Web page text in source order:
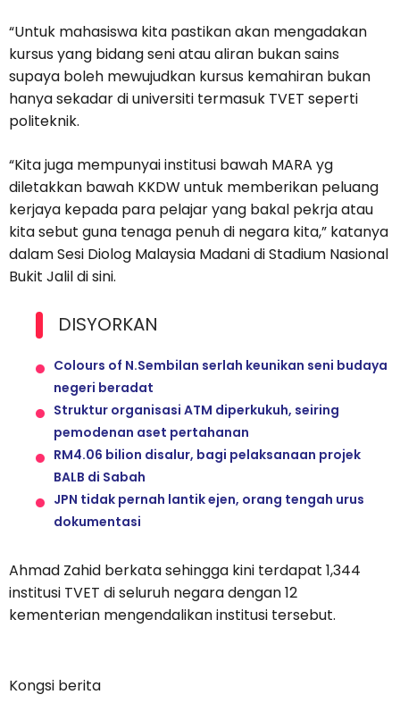
“Untuk mahasiswa kita pastikan akan mengadakan
kursus yang bidang seni atau aliran bukan sains
supaya boleh mewujudkan kursus kemahiran bukan
hanya sekadar di universiti termasuk TVET seperti
politeknik.
“Kita juga mempunyai institusi bawah MARA yg
diletakkan bawah KKDW untuk memberikan peluang
kerjaya kepada para pelajar yang bakal pekrja atau
kita sebut guna tenaga penuh di negara kita,” katanya
dalam Sesi Diolog Malaysia Madani di Stadium Nasional
Bukit Jalil di sini.
DISYORKAN
Colours of N.Sembilan serlah keunikan seni budaya
negeri beradat
Struktur organisasi ATM diperkukuh, seiring
pemodenan aset pertahanan
RM4.06 bilion disalur, bagi pelaksanaan projek
BALB di Sabah
JPN tidak pernah lantik ejen, orang tengah urus
dokumentasi
Ahmad Zahid berkata sehingga kini terdapat 1,344
institusi TVET di seluruh negara dengan 12
kementerian mengendalikan institusi tersebut.
Kongsi berita